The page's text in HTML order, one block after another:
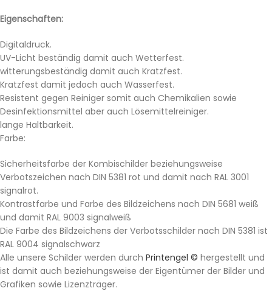
Eigenschaften:
Digitaldruck.
UV-Licht beständig damit auch Wetterfest.
witterungsbeständig damit auch Kratzfest.
Kratzfest damit jedoch auch Wasserfest.
Resistent gegen Reiniger somit auch Chemikalien sowie
Desinfektionsmittel aber auch Lösemittelreiniger.
lange Haltbarkeit.
Farbe:
Sicherheitsfarbe der Kombischilder beziehungsweise
Verbotszeichen nach DIN 5381 rot und damit nach RAL 3001
signalrot.
Kontrastfarbe und Farbe des Bildzeichens nach DIN 5681 weiß
und damit RAL 9003 signalweiß
Die Farbe des Bildzeichens der Verbotsschilder nach DIN 5381 ist
RAL 9004 signalschwarz
Alle unsere Schilder werden durch Printengel © hergestellt und
ist damit auch beziehungsweise der Eigentümer der Bilder und
Grafiken sowie Lizenzträger.